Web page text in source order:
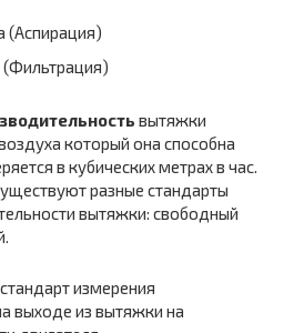
(Аспирация)
вытяжки
который она способна
в кубических метрах в час.
разные стандарты
вытяжки: свободный
измерения
выходе из вытяжки на